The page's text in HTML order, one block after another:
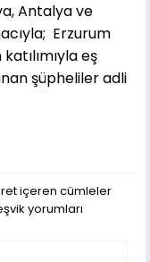
Antalya ve
Erzurum
eş
şüpheliler adli
içeren cümleler
yorumları